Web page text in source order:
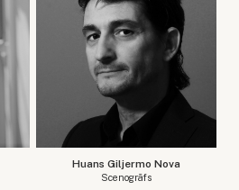
Huans Giljermo Nova
Scenogrāfs